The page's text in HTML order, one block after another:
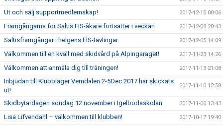
Ut och sälj supportmedlemskap! 2017-12-15 00:06
Framgångarna för Saltis FIS-åkare fortsätter i veckan 2017-12-08 20:43
Saltisframgångar i helgens FIS-tävlingar 2017-12-05 14:09
Välkommen till en kväll med skidvård på Alpingaraget! 2017-11-23 14:26
Välkommen att anmäla dig till träningen! 2017-11-13 21:08
Inbjudan till Klubbläger Vemdalen 2-5Dec 2017 har skickats
ut!
2017-11-10 12:58
Skidbytardagen söndag 12 november i Igelbodaskolan 2017-11-06 13:43
Lisa Lifvendahl – välkommen till klubben! 2017-10-17 19:40